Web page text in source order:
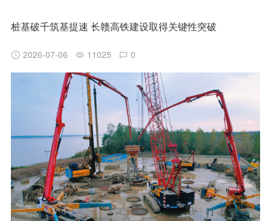
桩基破千筑基提速 长赣高铁建设取得关键性突破
2026-07-06 11025 0